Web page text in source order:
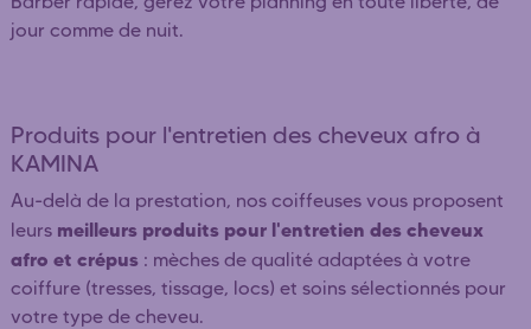
jour comme de nuit.
Produits pour l'entretien des cheveux afro à
KAMINA
Au-delà de la prestation, nos coiffeuses vous proposent
leurs meilleurs produits pour l'entretien des cheveux
afro et crépus : mèches de qualité adaptées à votre
coiffure (tresses, tissage, locs) et soins sélectionnés pour
votre type de cheveu.